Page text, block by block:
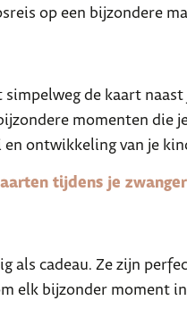
op een bijzondere
de kaart
momenten
ontwikkeling van je
tijdens je
cadeau. Ze zijn
elk bijzonder moment